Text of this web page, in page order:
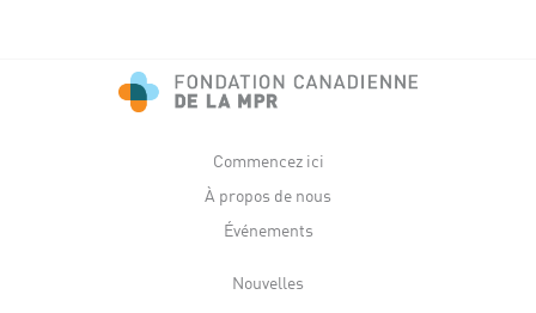
Commencez ici
À propos de nous
Événements
Nouvelles